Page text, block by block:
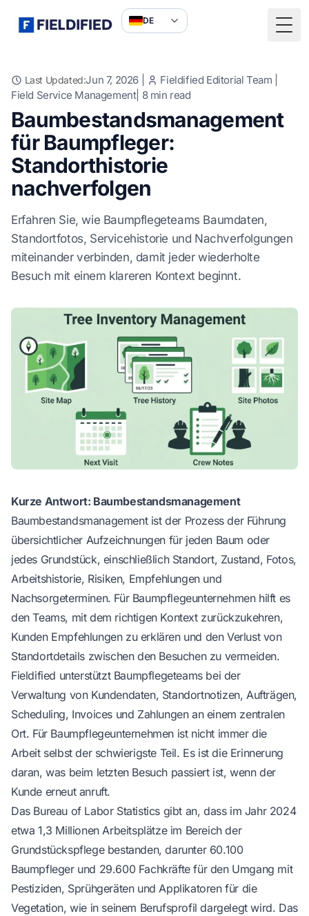
DE
Last Updated:Jun 7, 2026 Fieldified Editorial Team
Field Service Management| 8min read
Baumbestandsmanagement
für Baumpfleger:
Standorthistorie
nachverfolgen
Erfahren Sie, wie Baumpflegeteams Baumdaten,
Standortfotos, Servicehistorie und Nachverfolgungen
miteinander verbinden, damit jeder wiederholte
Besuch mit einem klareren Kontext beginnt.
Kurze Antwort: Baumbestandsmanagement
Baumbestandsmanagement ist der Prozess der Führung
übersichtlicher Aufzeichnungen für jeden Baum oder
jedes Grundstück, einschließlich Standort, Zustand, Fotos,
Arbeitshistorie, Risiken, Empfehlungen und
Nachsorgeterminen. Für Baumpflegeunternehmen hilft es
den Teams, mit dem richtigen Kontext zurückzukehren,
Kunden Empfehlungen zu erklären und den Verlust von
Standortdetails zwischen den Besuchen zu vermeiden.
Fieldified unterstützt Baumpflegeteams bei der
Verwaltung von Kundendaten, Standortnotizen, Aufträgen,
Scheduling, Invoices und Zahlungen an einem zentralen
Ort. Für Baumpflegeunternehmen ist nicht immer die
Arbeit selbst der schwierigste Teil. Es ist die Erinnerung
daran, was beim letzten Besuch passiert ist, wenn der
Kunde erneut anruft.
Das Bureau of Labor Statistics gibt an, dass im Jahr 2024
etwa 1,3 Millionen Arbeitsplätze im Bereich der
Grundstückspflege bestanden, darunter 60.100
Baumpfleger und 29.600 Fachkräfte für den Umgang mit
Pestiziden, Sprühgeräten und Applikatoren für die
Vegetation, wie in seinem Berufsprofil dargelegt wird. Das